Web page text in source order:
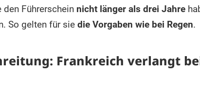
den Führerschein nicht länger als drei Jahre
So gelten für sie die Vorgaben wie bei Regen.
Frankreich verlangt